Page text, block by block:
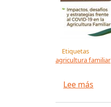
Etiquetas
agricultura familiar
Lee más